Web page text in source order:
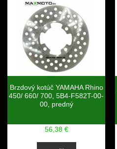
Brzdový kotúč YAMAHA Rhino
450/ 660/ 700, 5B4-F582T-00-
00, predný
56,38 €